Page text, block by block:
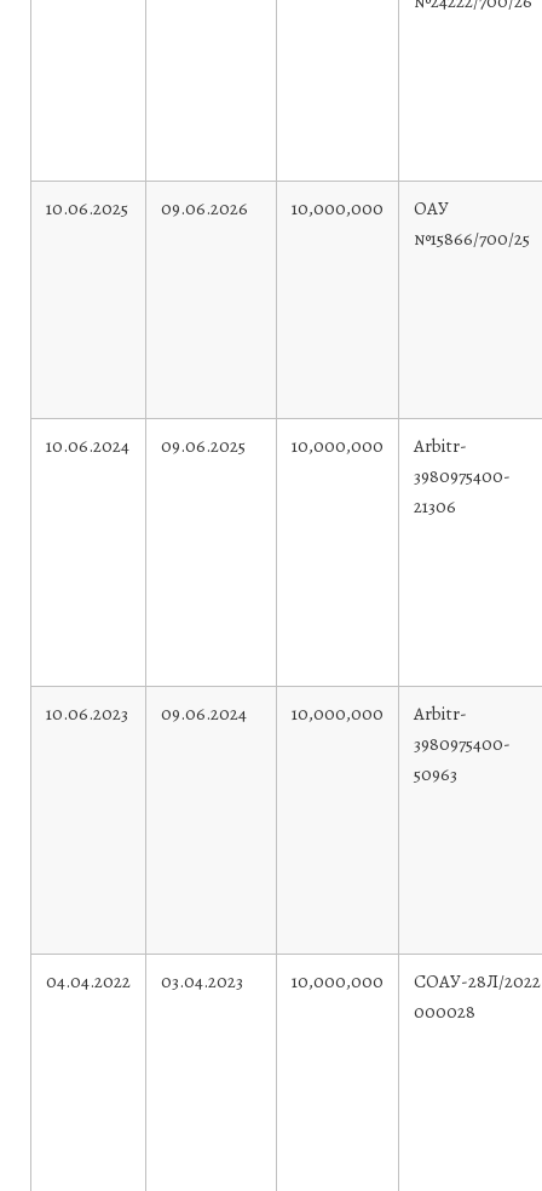
10.06.2025 09.06.2026 10,000,000
ОАУ
№15866/700/25
10.06.2024 09.06.2025 10,000,000
Arbitr-
3980975400-
21306
10.06.2023 09.06.2024 10,000,000
Arbitr-
3980975400-
50963
04.04.2022 03.04.2023 10,000,000
СОАУ-28Л/
000028